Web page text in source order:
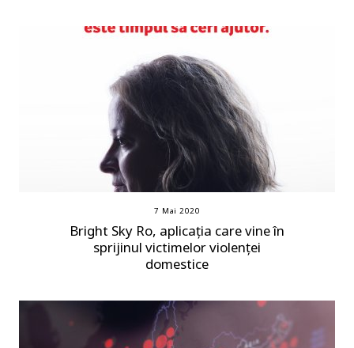
7 Mai 2020
Bright Sky Ro, aplicația care vine în
sprijinul victimelor violenței
domestice